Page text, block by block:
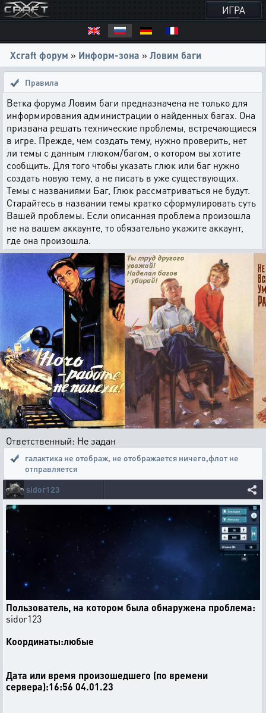
ИГРА
Xcraft форум » Информ-зона » Ловим баги
Правила
Ветка форума Ловим баги предназначена не только для
информирования администрации о найденных багах. Она
призвана решать технические проблемы, встречающиеся
в игре. Прежде, чем создать тему, нужно проверить, нет
ли темы с данным глюком/багом, о котором вы хотите
сообщить. Для того чтобы указать глюк или баг нужно
создать новую тему, а не писать в уже существующих.
Темы с названиями Баг, Глюк рассматриваться не будут.
Старайтесь в названии темы кратко сформулировать суть
Вашей проблемы. Если описанная проблема произошла
не на вашем аккаунте, то обязательно укажите аккаунт,
где она произошла.
Ответственный: Не задан
галактика не отображ, не отображается ничего,флот не
отправляется
sidor123
Пользователь, на котором была обнаружена проблема:
sidor123
Координаты:любые
Дата или время произошедшего (по времени
сервера):16:56 04.01.23